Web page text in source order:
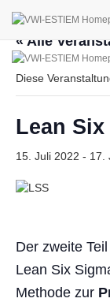
« Alle
Diese
Lean
15. Juli 2022 - 17.
Der zweite
Lean Six
Methode zur